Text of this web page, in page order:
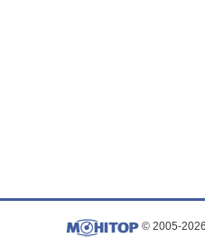
© 2005-2026